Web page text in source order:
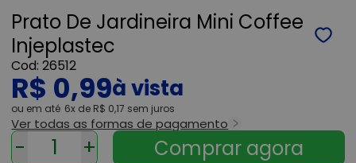
Prato De Jardineira Mini Coffee
Injeplastec
26512
R$ 0,99
ou 6x de R$ 0,17 sem juros
Ver todas as formas de pagamento
- +